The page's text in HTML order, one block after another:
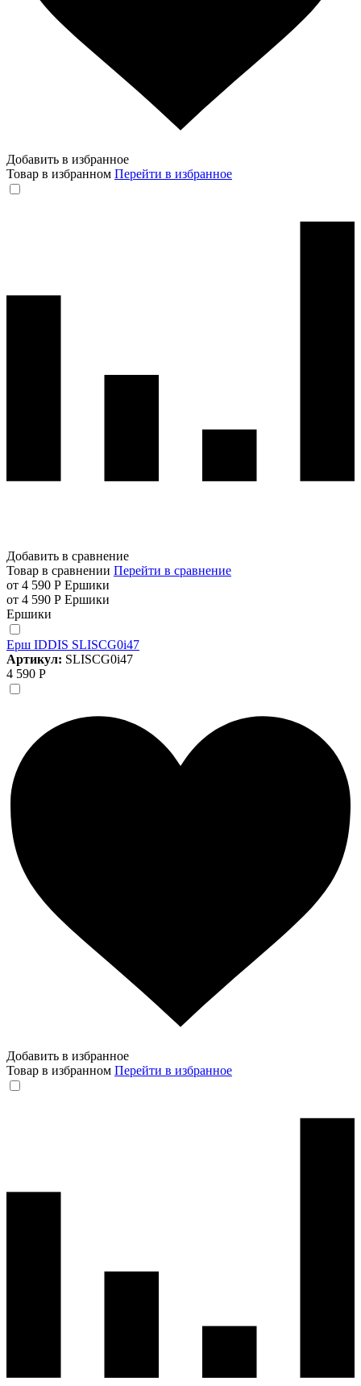
Добавить в избранное
Товар в избранном Перейти в избранное
Добавить в сравнение
Товар в сравнении Перейти в сравнение
от 4 590 Р Ершики
от 4 590 Р Ершики
Ершики
Ерш IDDIS SLISCG0i47
Артикул: SLISCG0i47
4 590 Р
Добавить в избранное
Товар в избранном Перейти в избранное